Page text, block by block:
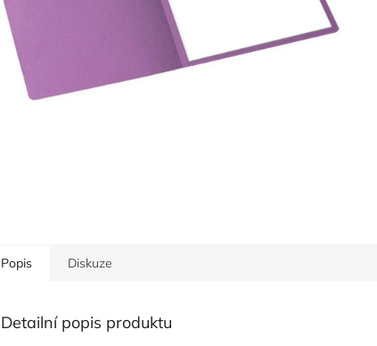
Popis Diskuze
Detailní popis produktu